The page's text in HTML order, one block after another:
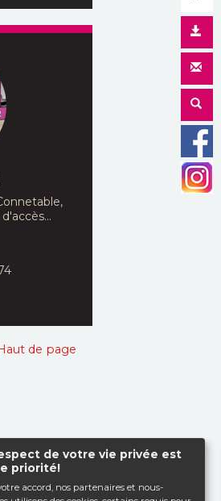
de votre vie privée est
priorité!
accord, nos partenaires et nous-
de page